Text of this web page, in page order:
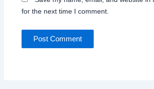
for the next time I comment.